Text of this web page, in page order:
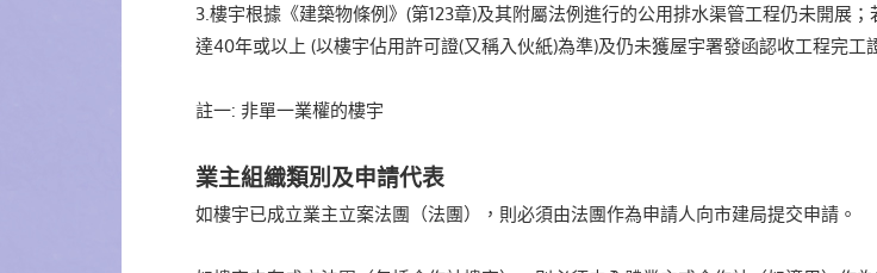
3.樓宇根據《建築物條例》(第123章)及其附屬法例進行的公用排水渠管工程仍未開展
達40年或以上 (以樓宇佔用許可證(又稱入伙紙)為準)及仍未獲屋宇署發函認收工程完工
註一: 非單一業權的樓宇
業主組織類別及申請代表
如樓宇已成立業主立案法團（法團），則必須由法團作為申請人向市建局提交申請。